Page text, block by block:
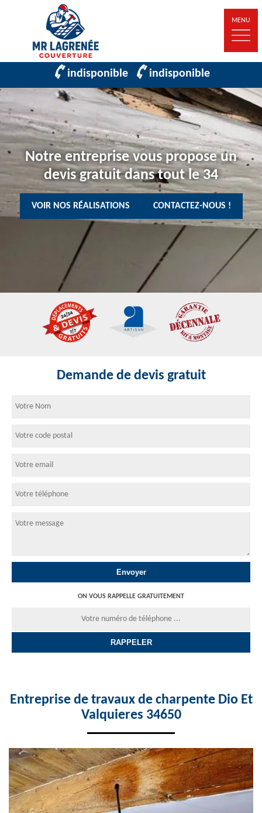
MENU
indisponible indisponible
Notre entreprise vous propose un
devis gratuit dans tout le 34
VOIR NOS RÉALISATIONS CONTACTEZ-NOUS !
Demande de devis gratuit
ON VOUS RAPPELLE GRATUITEMENT
Entreprise de travaux de charpente Dio Et
Valquieres 34650